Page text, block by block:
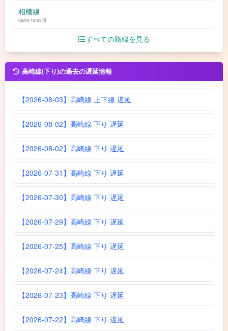
相模線
08/04 18:45頃
すべての路線を見る
高崎線(下り)の過去の遅延情報
【2026-08-03】高崎線 上下線 遅延
【2026-08-02】高崎線 下り 遅延
【2026-08-02】高崎線 下り 遅延
【2026-07-31】高崎線 下り 遅延
【2026-07-30】高崎線 下り 遅延
【2026-07-29】高崎線 下り 遅延
【2026-07-25】高崎線 下り 遅延
【2026-07-24】高崎線 下り 遅延
【2026-07-23】高崎線 下り 遅延
【2026-07-22】高崎線 下り 遅延